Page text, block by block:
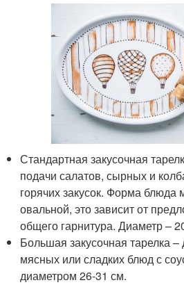
Стандартная закусочная
подачи салатов, сырных и
горячих закусок. Форма блюда
овальной, это зависит от
общего гарнитура. Диаметр –
Большая закусочная тарелка –
мясных или сладких блюд с
диаметром 26-31 см.